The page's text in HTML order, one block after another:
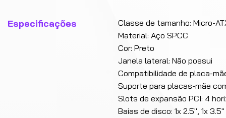
Especificações
Classe de tamanho: Micro-
Material: Aço SPCC
Cor: Preto
Janela lateral: Não possui
Compatibilidade de placa-
Suporte para placas-mãe
Slots de expansão PCI: 4
Baias de disco: 1x 2.5", 1x 3.5"